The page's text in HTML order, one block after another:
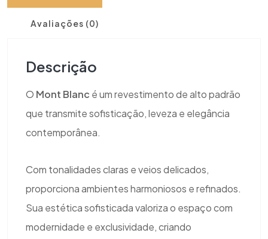
Avaliações (0)
Descrição
O Mont Blanc é um revestimento de alto padrão
que transmite sofisticação, leveza e elegância
contemporânea.
Com tonalidades claras e veios delicados,
proporciona ambientes harmoniosos e refinados.
Sua estética sofisticada valoriza o espaço com
modernidade e exclusividade, criando